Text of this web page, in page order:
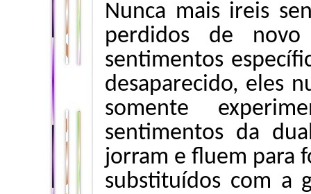
Nunca mais ireis
perdidos de
sentimentos
desaparecido, eles
somente
sentimentos da
jorram e fluem para
substituídos com a